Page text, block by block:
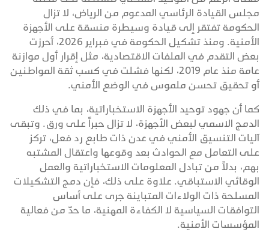
مجلس القيادة الرئاسي المدعوم من الرياض، لا تزال
الحكومة تفتقر إلى قيادة وسيطرة منسقة على الأجهزة
الأمنية. ومنذ تشكيل الحكومة في فبراير 2026، أحرزت
بعض التقدم في الملفات الاقتصادية، مثل إقرار أول موازنة
عامة منذ عام 2019، لكنها فشلت في كسب ثقة المواطنين
أو تحقيق تحسن ملموس في الوضع الأمني.
كما أن جهود توحيد الأجهزة الاستخباراتية، بما في ذلك
الدمج الاسمي لبعض الأجهزة، لا تزال حبراً على ورق. وتبقى
آليات التنسيق الأمني في عدن ذات طابع رد فعل، تركز
على التعامل مع الحوادث بعد وقوعها واعتقال المشتبه
بهم، بدلاً من تبادل المعلومات الاستخباراتية والعمل
الوقائي الاستباقي. علاوة على ذلك، فإن دمج التشكيلات
المسلحة ذات الولاءات المتباينة جرى على أساس
التوافقات السياسية لا الكفاءة المهنية، ما حدّ من فعالية
المؤسسات الأمنية.